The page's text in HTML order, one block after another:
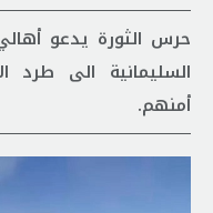
حرس الثورة يدعو
السليمانية الى طرد
أمنهم.